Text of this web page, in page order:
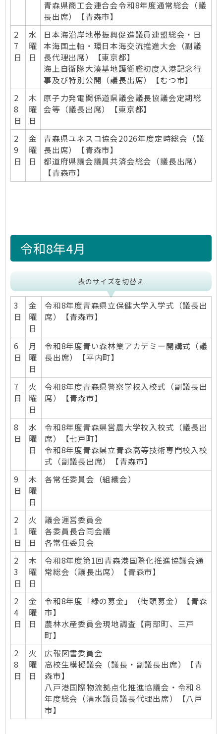
青森県商工会連合会令和8年度通常総会（議
長出席）【青森市】
2
7
日
水
曜
日
日本海沿岸地帯振興促進議員連盟総会・日
本海国土軸・環日本海交流推進大会（副議
長代理出席）【東京都】
海上自衛隊大湊基地護衛艦初度入港記念行
事及び特別公開（議長出席）【むつ市】
2
8
日
木
曜
日
原子力発電関係道県議会議長協議会定期総
会等（議長出席）【東京都】
2
9
日
金
曜
日
青森県ユネスコ協会2026年度定時総会（議
長出席）【青森市】
都道府県議会議員共済会総会（議長出席）
【青森市】
令和8年4月
表のサイズを切替え
3
日
金
曜
日
令和8年度青森県立保健大学入学式（議長出
席）【青森市】
6
日
月
曜
日
令和8年度青い森林業アカデミー開講式（議
長出席）【平内町】
7
日
火
曜
日
令和8年度青森県警察学校入校式（副議長出
席）【青森市】
8
日
水
曜
日
令和8年度青森県営農大学校入校式（議長出
席）【七戸町】
令和8年度青森県立青森高等技術専門校入校
式（副議長出席）【青森市】
9
日
木
曜
日
各常任委員会（組織会）
2
1
日
火
曜
日
議会運営委員会
各委員長合同会議
各常任委員会
2
3
日
木
曜
日
令和8年度第1回青森港国際化推進協議会通
常総会（議長出席）【青森市】
2
4
日
金
曜
日
令和8年度「緑の募金」（街頭募金）【青森
市】
農林水産委員会現地調査【南部町、三戸
町】
2
8
日
火
曜
日
広報図書委員会
高校生模擬議会（議長・副議長出席）【青
森市】
八戸港国際物流拠点化推進協議会・令和８
年度総会（清水議員議長代理出席）【八戸
市】